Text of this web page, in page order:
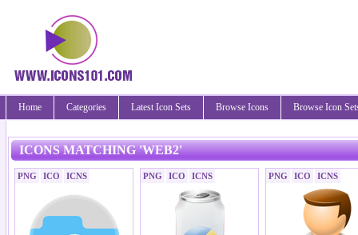
Home Categories Latest Icon Sets Browse Icons Browse Icon
ICONS MATCHING 'WEB2'
PNG ICO ICNS PNG ICO ICNS PNG ICO ICNS